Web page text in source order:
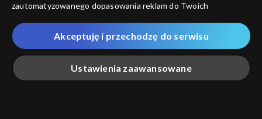
Tanie dranie
Po co nam Piłsudski?
Tanie dranie
W oparach antyfaszyzmu
zautomatyzowanego dopasowania reklam do Twoich
które wskazujemy poniżej, a także zgody na udostępnianie
przez nas identyfikatora PPID do Google.
Twoje dane osobowe zbierane podczas odwiedzania przez
Ciebie naszych
poszczególnych serwisówzwanych dalej
„Portalem”, w tym informacje zapisywane za pomocą
Ustawienia zaawansowane
Akceptuję i przechodzę do serwisu